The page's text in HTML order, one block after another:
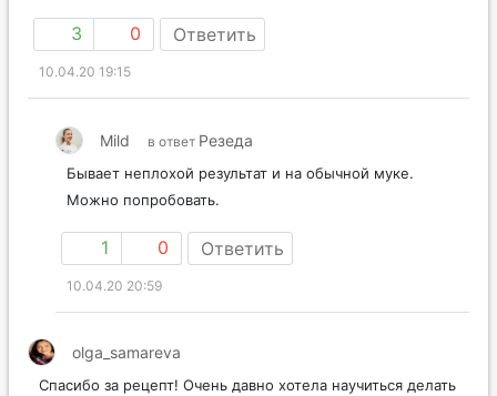
3 0 Ответить
10.04.20 19:15
Mild в ответ Резеда
Бывает неплохой результат и на обычной муке.
Можно попробовать.
1 0 Ответить
10.04.20 20:59
olga_samareva
Спасибо за рецепт! Очень давно хотела научиться делать